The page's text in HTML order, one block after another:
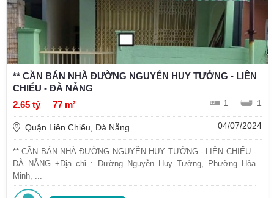
** CẦN BÁN NHÀ ĐƯỜNG NGUYỄN HUY TƯỞNG - LIÊN
CHIỂU - ĐÀ NẴNG
2.65 tỷ
77 m² 1 1
Quận Liên Chiểu, Đà Nẵng 04/07/2024
** CẦN BÁN NHÀ ĐƯỜNG NGUYỄN HUY TƯỞNG - LIÊN CHIỂU -
ĐÀ NẴNG +Địa chỉ : Đường Nguyễn Huy Tưởng, Phường Hòa
Minh, ...